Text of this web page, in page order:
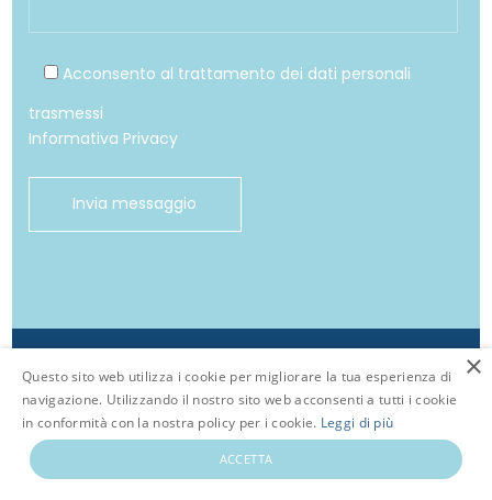
Acconsento al trattamento dei dati personali
trasmessi
Informativa Privacy
© Studio Bergamaschi
Associazione nazionale sociologi
Questo sito web utilizza i cookie per migliorare la tua esperienza di
navigazione. Utilizzando il nostro sito web acconsenti a tutti i cookie
in conformità con la nostra policy per i cookie. Leggi di più
ACCETTA
×